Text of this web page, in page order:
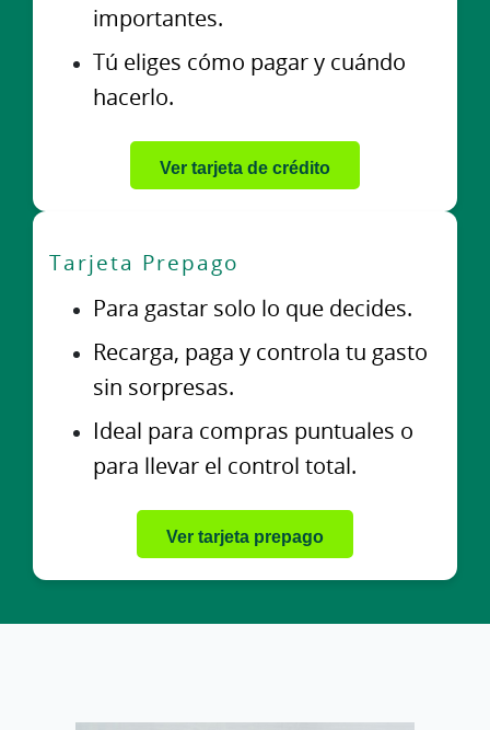
importantes.
Tú eliges cómo pagar y cuándo
hacerlo.
Ver tarjeta de crédito
Tarjeta Prepago
Para gastar solo lo que decides.
Recarga, paga y controla tu gasto
sin sorpresas.
Ideal para compras puntuales o
para llevar el control total.
Ver tarjeta prepago